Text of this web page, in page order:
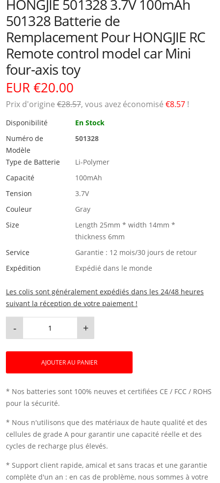
HONGJIE 501328 3.7V 100mAh
501328 Batterie de
Remplacement Pour HONGJIE RC
Remote control model car Mini
four-axis toy
EUR €20.00
Prix ​​d'origine €28.57, vous avez économisé €8.57 !
Disponibilité
En Stock
Numéro de
Modèle
501328
Type de Batterie
Li-Polymer
Capacité
100mAh
Tension
3.7V
Couleur
Gray
Size
Length 25mm * width 14mm *
thickness 6mm
Service
Garantie : 12 mois/30 jours de retour
Expédition
Expédié dans le monde
Les colis sont généralement expédiés dans les 24/48 heures
suivant la réception de votre paiement !
- +
AJOUTER AU PANIER
* Nos batteries sont 100% neuves et certifiées CE / FCC / ROHS
pour la sécurité.
* Nous n'utilisons que des matériaux de haute qualité et des
cellules de grade A pour garantir une capacité réelle et des
cycles de recharge plus élevés.
* Support client rapide, amical et sans tracas et une garantie
complète d'un an : en cas de problème, nous sommes à votre